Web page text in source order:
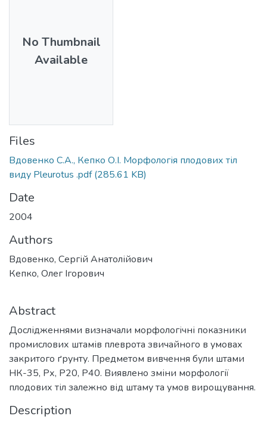
No Thumbnail
Available
Files
Вдовенко С.А., Кепко О.І. Морфологія плодових тіл
виду Pleurotus .pdf (285.61 KB)
Date
2004
Authors
Вдовенко, Сергій Анатолійович
Кепко, Олег Ігорович
Abstract
Дослідженнями визначали морфологічні показники
промислових штамів плеврота звичайного в умовах
закритого ґрунту. Предметом вивчення були штами
НК-35, Pх, Р20, Р40. Виявлено зміни морфології
плодових тіл залежно від штаму та умов вирощування.
Description